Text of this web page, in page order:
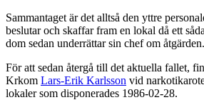
Sammantaget är det alltså den yttre
beslutar och skaffar fram en lokal då ett
dom sedan underrättar sin chef om åtgärden.
För att sedan återgå till det aktuella fallet,
Krkom Lars-Erik Karlsson vid
lokaler som disponerades 1986-02-28.